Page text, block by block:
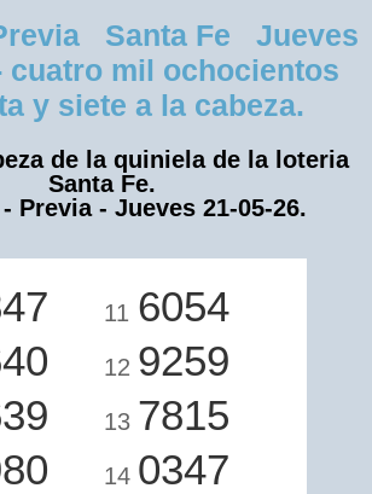
Santa Fe Jueves
cuatro mil ochocientos
y siete a la cabeza.
de la quiniela de la loteria
Santa Fe.
Previa - Jueves 21-05-26.
11 6054
12 9259
13 7815
14 0347